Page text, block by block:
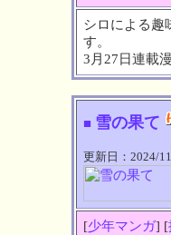
シロによる趣
す。
3月27日連載
■ 雪の果て
更新日：2024/
[少年マンガ] [